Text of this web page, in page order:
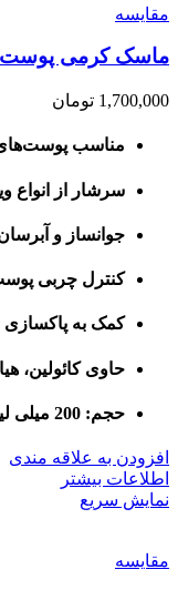
مقايسه
ماسک کرمی پوست
1,700,000 تومان
مناسب
سرشار از انواع
جوانساز و
کنترل چربی
کمک به
حاوی کائولین،
حجم: 200 میلی لیتر
افزودن به علاقه مندی
اطلاعات بیشتر
نمایش سریع
مقايسه